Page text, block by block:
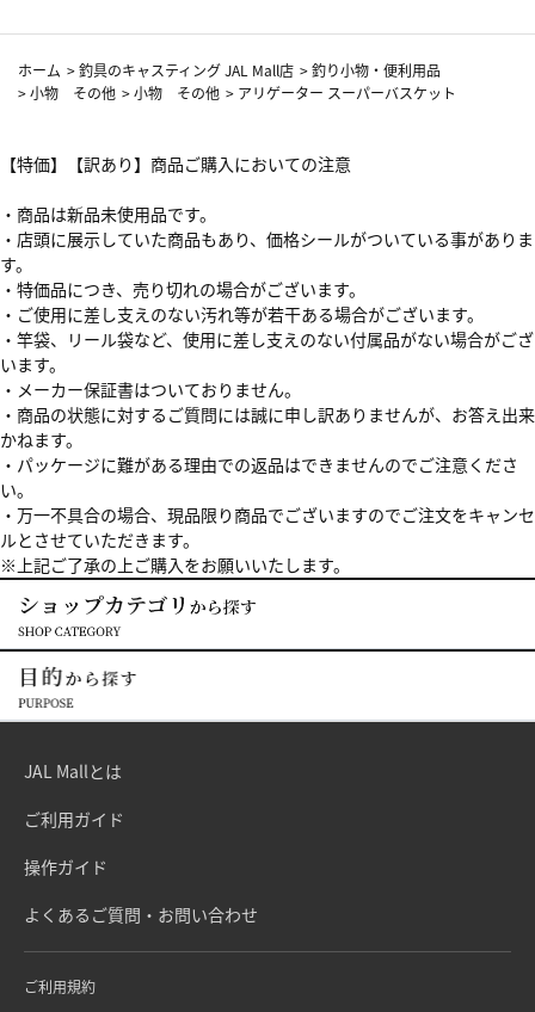
ホーム >釣具のキャスティング JAL Mall店 >釣り小物・便利用品
>小物 その他 >小物 その他 > アリゲーター スーパーバスケット
【特価】【訳あり】商品ご購入においての注意
・商品は新品未使用品です。
・店頭に展示していた商品もあり、価格シールがついている事がありま
す。
・特価品につき、売り切れの場合がございます。
・ご使用に差し支えのない汚れ等が若干ある場合がございます。
・竿袋、リール袋など、使用に差し支えのない付属品がない場合がござ
います。
・メーカー保証書はついておりません。
・商品の状態に対するご質問には誠に申し訳ありませんが、お答え出来
かねます。
・パッケージに難がある理由での返品はできませんのでご注意くださ
い。
・万一不具合の場合、現品限り商品でございますのでご注文をキャンセ
ルとさせていただきます。
※上記ご了承の上ご購入をお願いいたします。
JAL Mallとは
ご利用ガイド
操作ガイド
よくあるご質問・お問い合わせ
ご利用規約